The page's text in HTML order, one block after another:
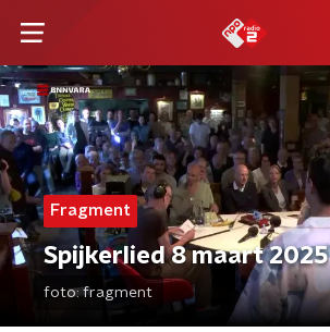
Fragment
Spijkerlied 8 maart 2025
foto:fragment